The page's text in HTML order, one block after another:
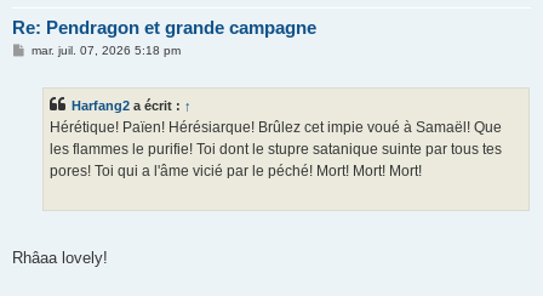
Re: Pendragon et grande campagne
Mmar. juil. 07, 2026 5:18 pm
Harfang2 a écrit : ↑
Hérétique! Païen! Hérésiarque! Brûlez cet impie voué à Samaël! Que
les flammes le purifie! Toi dont le stupre satanique suinte par tous tes
pores! Toi qui a l'âme vicié par le péché! Mort! Mort! Mort!
Rhâaa lovely!